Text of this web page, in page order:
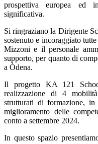
prospettiva europea ed
significativa.
Si ringraziano la Dirigente
sostenuto e incoraggiato
Mizzoni e il personale
supporto, per quanto di
a Òdena.
Il progetto KA 121
realizzazione di 4
strutturati di formazione,
miglioramento delle
conto a settembre 2024.
In questo spazio